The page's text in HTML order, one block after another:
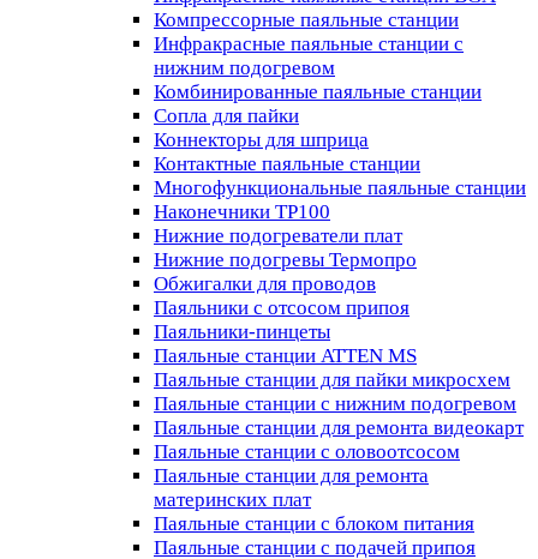
Компрессорные паяльные станции
Инфракрасные паяльные станции с
нижним подогревом
Комбинированные паяльные станции
Сопла для пайки
Коннекторы для шприца
Контактные паяльные станции
Многофункциональные паяльные станции
Наконечники TP100
Нижние подогреватели плат
Нижние подогревы Термопро
Обжигалки для проводов
Паяльники с отсосом припоя
Паяльники-пинцеты
Паяльные станции ATTEN MS
Паяльные станции для пайки микросхем
Паяльные станции с нижним подогревом
Паяльные станции для ремонта видеокарт
Паяльные станции с оловоотсосом
Паяльные станции для ремонта
материнских плат
Паяльные станции с блоком питания
Паяльные станции с подачей припоя